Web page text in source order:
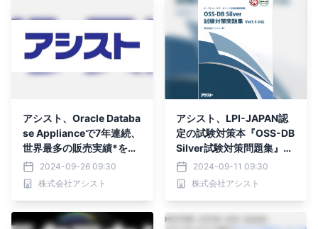
アシスト、Oracle Databa
se Applianceで7年連続、
世界最多の販売実績*を達
成
2024-09-26 09:30
株式会社アシスト
アシスト、LPI-JAPAN認
定の試験対策本『OSS-DB
Silver試験対策問題集』の
販売を開始
2024-09-11 09:30
株式会社アシスト